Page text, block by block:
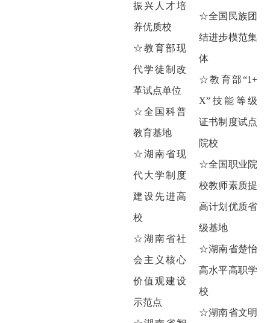
振兴人才培
养优质校
☆教育部现
代学徒制改
革试点单位
☆全国科普
教育基地
☆湖南省现
代大学制度
建设先进高
校
☆湖南省社
会主义核心
价值观建设
示范点
☆全国民族团
结进步模范集
体
☆教育部“1+
X”技能等级
证书制度试点
院校
☆全国职业院
校教师素质提
高计划优质省
级基地
☆湖南省楚怡
高水平高职学
校
☆湖南省文明